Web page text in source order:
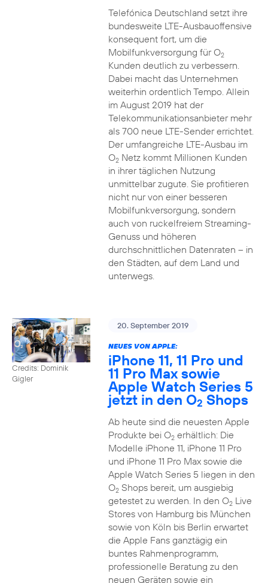
Telefónica Deutschland setzt ihre
bundesweite LTE-Ausbauoffensive
konsequent fort, um die
Mobilfunkversorgung für O2
Kunden deutlich zu verbessern.
Dabei macht das Unternehmen
weiterhin ordentlich Tempo. Allein
im August 2019 hat der
Telekommunikationsanbieter mehr
als 700 neue LTE-Sender errichtet.
Der umfangreiche LTE-Ausbau im
O2Netz kommt Millionen Kunden
in ihrer täglichen Nutzung
unmittelbar zugute. Sie profitieren
nicht nur von einer besseren
Mobilfunkversorgung, sondern
auch von ruckelfreiem Streaming-
Genuss und höheren
durchschnittlichen Datenraten – in
den Städten, auf dem Land und
unterwegs.
Credits: Dominik
Gigler
20. September 2019
NEUES VON APPLE:
iPhone 11, 11 Pro und
11 Pro Max sowie
Apple Watch Series 5
jetzt in den O2 Shops
Ab heute sind die neuesten Apple
Produkte bei O2erhältlich: Die
Modelle iPhone 11, iPhone 11 Pro
und iPhone 11 Pro Max sowie die
Apple Watch Series 5 liegen in den
O2Shops bereit, um ausgiebig
getestet zu werden. In den O2Live
Stores von Hamburg bis München
sowie von Köln bis Berlin erwartet
die Apple Fans ganztägig ein
buntes Rahmenprogramm,
professionelle Beratung zu den
neuen Geräten sowie ein